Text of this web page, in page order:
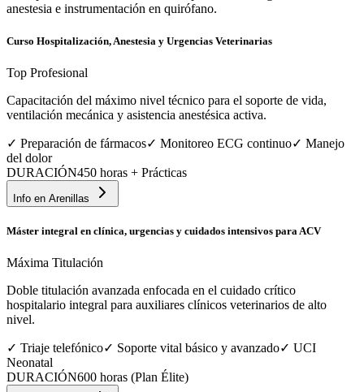
anestesia e instrumentación en quirófano.
Curso Hospitalización, Anestesia y Urgencias Veterinarias
Top Profesional
Capacitación del máximo nivel técnico para el soporte de vida,
ventilación mecánica y asistencia anestésica activa.
✓ Preparación de fármacos✓ Monitoreo ECG continuo✓ Manejo
del dolor
DURACIÓN450 horas + Prácticas
Info en Arenillas
Máster integral en clínica, urgencias y cuidados intensivos para ACV
Máxima Titulación
Doble titulación avanzada enfocada en el cuidado crítico
hospitalario integral para auxiliares clínicos veterinarios de alto
nivel.
✓ Triaje telefónico✓ Soporte vital básico y avanzado✓ UCI
Neonatal
DURACIÓN600 horas (Plan Élite)